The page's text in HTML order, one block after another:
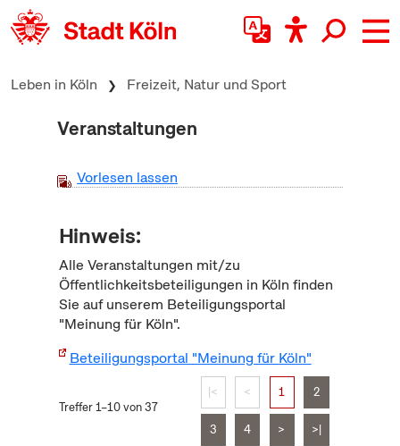
zum Inhalt springen
Leben in Köln Freizeit, Natur und Sport
Veranstaltungen
Vorlesen lassen
Hinweis:
Alle Veranstaltungen mit/zu
Öffentlichkeitsbeteiligungen in Köln finden
Sie auf unserem Beteiligungsportal
"Meinung für Köln".
Beteiligungsportal "Meinung für Köln"
Treffer 1–10 von 37
|< < 1 2
3 4 > >|